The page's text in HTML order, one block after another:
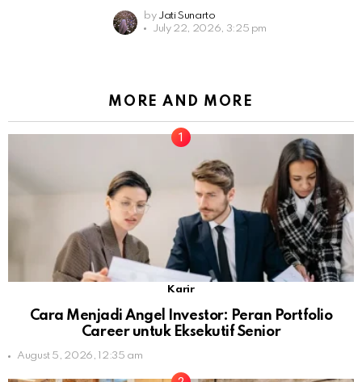
by Jati Sunarto
July 22, 2026, 3:25 pm
MORE AND MORE
Karir
Cara Menjadi Angel Investor: Peran Portfolio
Career untuk Eksekutif Senior
August 5, 2026, 12:35 am